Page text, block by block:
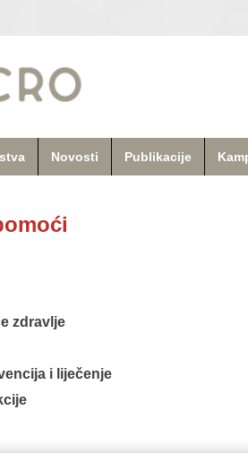
Novosti Publikacije
zdravlje
i liječenje